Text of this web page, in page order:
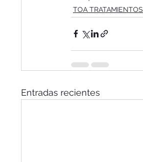
TOA TRATAMIENTOS
Entradas recientes